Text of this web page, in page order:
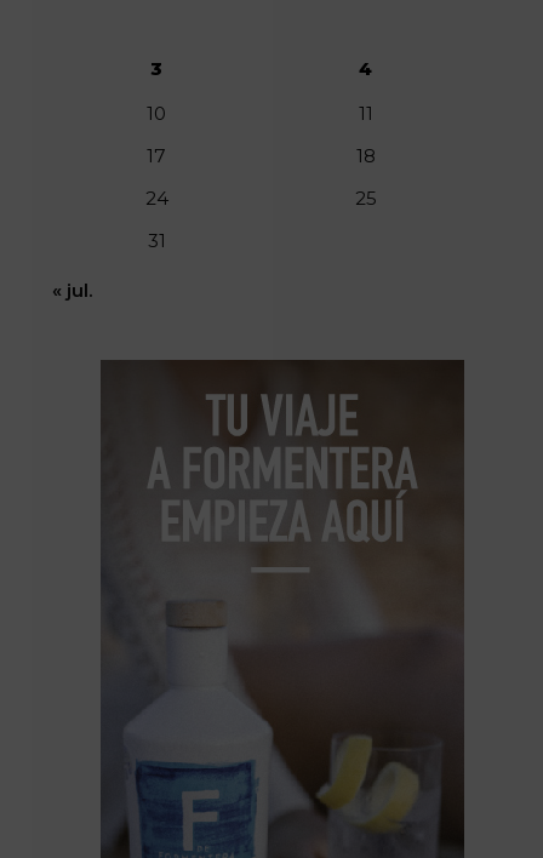
3
4
10
11
17
18
24
25
31
« jul.